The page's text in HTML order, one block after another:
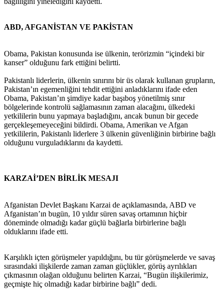
ABD, AFGANİSTAN VE PAKİSTAN
Obama, Pakistan konusunda ise ülkenin, terörizmin “içindeki bir
kanser” olduğunu fark ettiğini belirtti.
Pakistanlı liderlerin, ülkenin sınırını bir üs olarak kullanan grupların,
Pakistan’ın egemenliğini tehdit ettiğini anladıklarını ifade eden
Obama, Pakistan’ın şimdiye kadar başıboş yönetilmiş sınır
bölgelerinde kontrolü sağlamasının zaman alacağını, ülkedeki
yetkililerin bunu yapmaya başladığını, ancak bunun bir gecede
gerçekleşemeyeceğini bildirdi. Obama, Amerikan ve Afgan
yetkililerin, Pakistanlı liderlere 3 ülkenin güvenliğinin birbirine bağlı
olduğunu vurguladıklarını da kaydetti.
KARZAİ’DEN BİRLİK MESAJI
Afganistan Devlet Başkanı Karzai de açıklamasında, ABD ve
Afganistan’ın bugün, 10 yıldır süren savaş ortamının hiçbir
döneminde olmadığı kadar güçlü bağlarla birbirlerine bağlı
olduklarını ifade etti.
Karşılıklı içten görüşmeler yapıldığını, bu tür görüşmelerde ve savaş
sırasındaki ilişkilerde zaman zaman güçlükler, görüş ayrılıkları
çıkmasının olağan olduğunu belirten Karzai, “Bugün ilişkilerimiz,
geçmişte hiç olmadığı kadar birbirine bağlı” dedi.